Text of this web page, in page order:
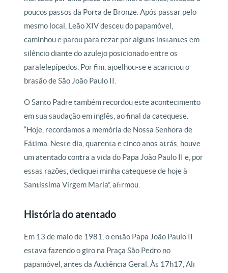
poucos passos da Porta de Bronze. Após passar pelo
mesmo local, Leão XIV desceu do papamóvel,
caminhou e parou para rezar por alguns instantes em
silêncio diante do azulejo posicionado entre os
paralelepípedos. Por fim, ajoelhou-se e acariciou o
brasão de São João Paulo II.
O Santo Padre também recordou este acontecimento
em sua saudação em inglês, ao final da catequese.
“Hoje, recordamos a memória de Nossa Senhora de
Fátima. Neste dia, quarenta e cinco anos atrás, houve
um atentado contra a vida do Papa João Paulo II e, por
essas razões, dediquei minha catequese de hoje à
Santíssima Virgem Maria”, afirmou.
História do atentado
Em 13 de maio de 1981, o então Papa João Paulo II
estava fazendo o giro na Praça São Pedro no
papamóvel, antes da Audiência Geral. Às 17h17, Ali